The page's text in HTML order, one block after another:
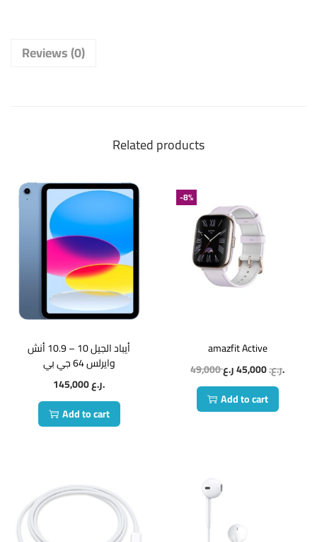
Reviews (0)
Related products
أيباد الجيل 10 – 10.9 أنش
وايرلس 64 جي بي
145,000
ر.ع.
Add to cart
-8%
amazfit Active
49,000
ر.ع.45,000
ر.ع.
Add to cart